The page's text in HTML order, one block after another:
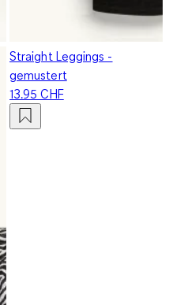
Straight Leggings -
gemustert
13.95 CHF